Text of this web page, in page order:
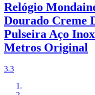
Relógio
Dourado Creme
Pulseira Aço
Metros Original
3.3